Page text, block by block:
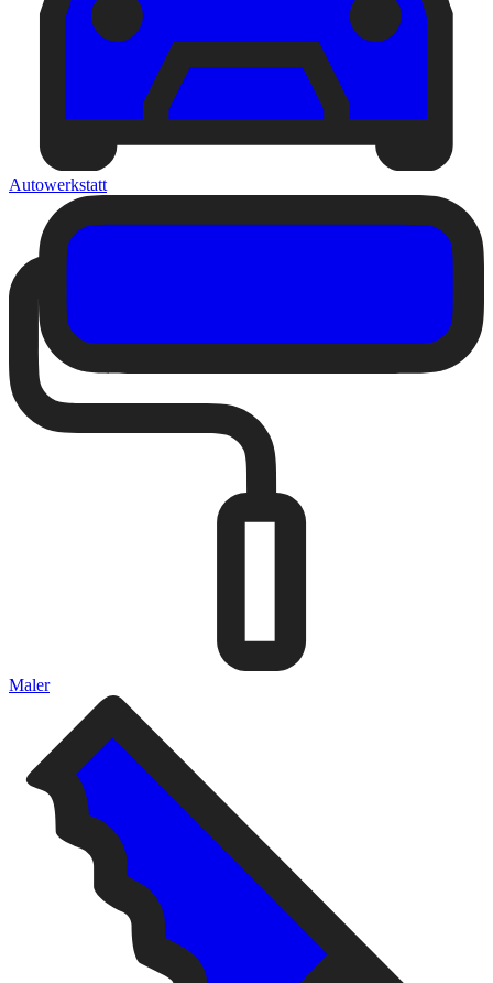
Autowerkstatt
Maler